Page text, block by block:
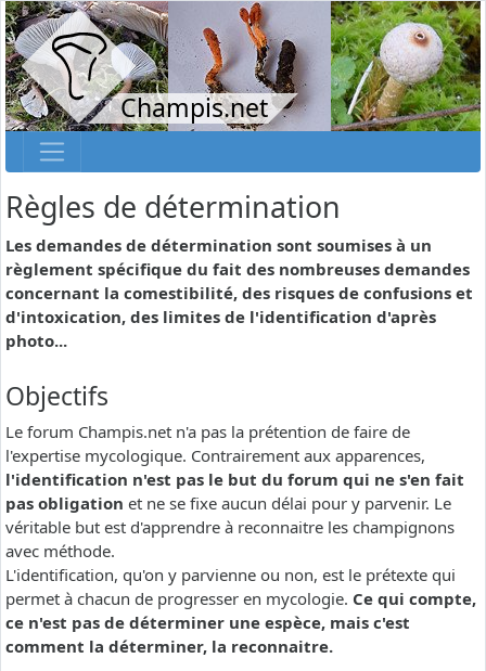
Champis.net
Règles de détermination
Les demandes de détermination sont soumises à un
règlement spécifique du fait des nombreuses demandes
concernant la comestibilité, des risques de confusions et
d'intoxication, des limites de l'identification d'après
photo...
Objectifs
Le forum Champis.net n'a pas la prétention de faire de
l'expertise mycologique. Contrairement aux apparences,
l'identification n'est pas le but du forum qui ne s'en fait
pas obligation et ne se fixe aucun délai pour y parvenir. Le
véritable but est d'apprendre à reconnaitre les champignons
avec méthode.
L'identification, qu'on y parvienne ou non, est le prétexte qui
permet à chacun de progresser en mycologie. Ce qui compte,
ce n'est pas de déterminer une espèce, mais c'est
comment la déterminer, la reconnaitre.